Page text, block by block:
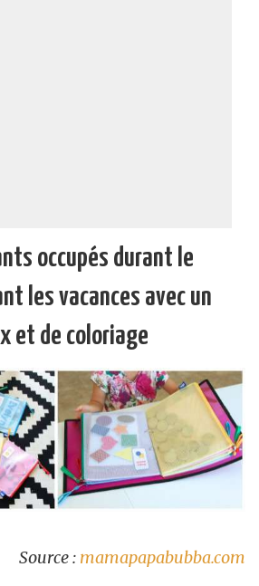
occupés durant le
les vacances avec un
et de coloriage
Source : mamapapabubba.com